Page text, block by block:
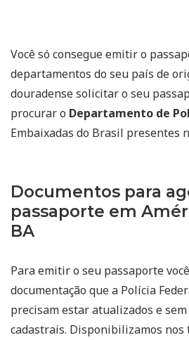
Você só consegue emitir o
departamentos do seu país de
douradense solicitar o seu
procurar o Departamento de
Embaixadas do Brasil presentes
Documentos para
passaporte em
BA
Para emitir o seu passaporte
documentação que a Polícia
precisam estar atualizados e
cadastrais. Disponibilizamos nos